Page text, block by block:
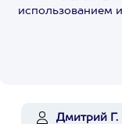
использованием
Дмитрий Г.